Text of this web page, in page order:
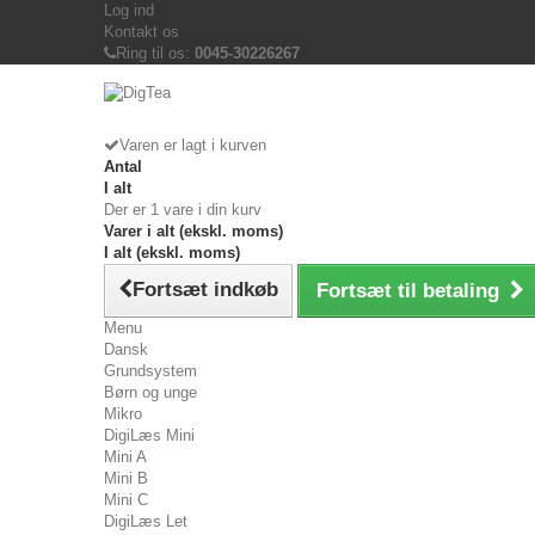
Log ind
Kontakt os
Ring til os: 0045-30226267
Varen er lagt i kurven
Antal
I alt
Der er 1 vare i din kurv
Varer i alt (ekskl. moms)
I alt (ekskl. moms)
Fortsæt indkøb Fortsæt til betaling
Menu
Dansk
Grundsystem
Børn og unge
Mikro
DigiLæs Mini
Mini A
Mini B
Mini C
DigiLæs Let